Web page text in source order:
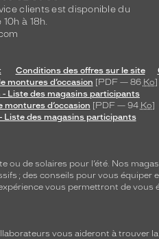
clients est disponible du
à 18h.
Conditions des offres sur le site
montures d’occasion [PDF — 86 Ko]
- Liste des magasins participants
d’occasion [PDF — 94 Ko]
Liste des magasins participants
ou de solaires pour l’été. Nos
; des conseils pour vous
vous permettront de
vous aideront à trouver